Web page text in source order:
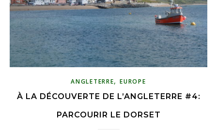
ANGLETERRE,EUROPE
À LA DÉCOUVERTE DE L’ANGLETERRE #4:
PARCOURIR LE DORSET